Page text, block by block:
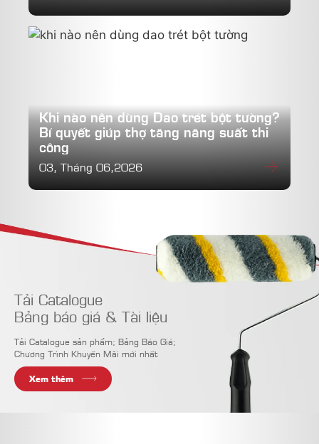
Khi nào nên dùng Dao trét bột tường?
Bí quyết giúp thợ tăng năng suất thi
công
03, Tháng 06,2026
Tải Catalogue
Bảng báo giá & Tài liệu
Tải Catalogue sản phẩm; Bảng Báo Giá;
Chương Trình Khuyến Mãi mới nhất
Xem thêm